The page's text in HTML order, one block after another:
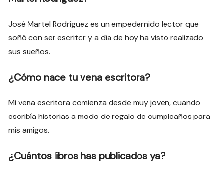
José Martel Rodríguez es un empedernido lector que
soñó con ser escritor y a día de hoy ha visto realizado
sus sueños.
¿Cómo nace tu vena escritora?
Mi vena escritora comienza desde muy joven, cuando
escribía historias a modo de regalo de cumpleaños para
mis amigos.
¿Cuántos libros has publicados ya?